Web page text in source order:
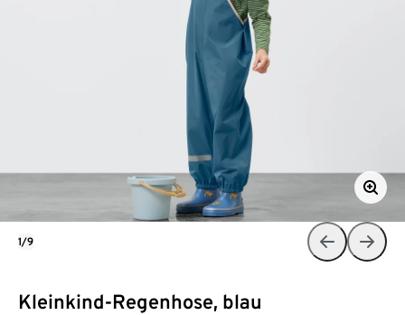
Kleinkind-Regenhose, blau
1/9